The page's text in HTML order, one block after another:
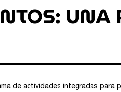
UNA
de actividades integradas para